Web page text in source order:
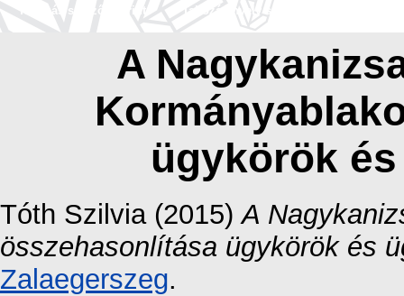
Tallózás szerző szerint
Tallózás nyelv szerint
A
ügykörök
Tóth Szilvia (2015)A
összehasonlítása ügykörök és
Zalaegerszeg.